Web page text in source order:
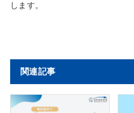
します。
関連記事